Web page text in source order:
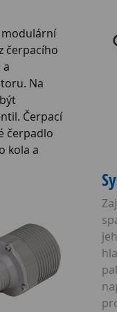
modulární
čerpacího
Na
Čerpací
čerpadlo
kola a